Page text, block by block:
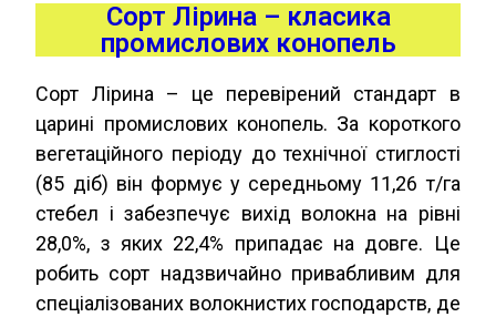
Сорт Лірина – класика
промислових конопель
Сорт Лірина – це перевірений стандарт в
царині промислових конопель. За короткого
вегетаційного періоду до технічної стиглості
(85 діб) він формує у середньому 11,26 т/га
стебел і забезпечує вихід волокна на рівні
28,0%, з яких 22,4% припадає на довге. Це
робить сорт надзвичайно привабливим для
спеціалізованих волокнистих господарств, де